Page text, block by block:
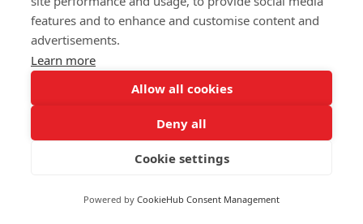
features and to enhance and customise content and
advertisements.
Learn more
Allow all cookies
Deny all
Cookie settings
Powered by CookieHub Consent Management
VỀ TRANG CHỦ
notified.